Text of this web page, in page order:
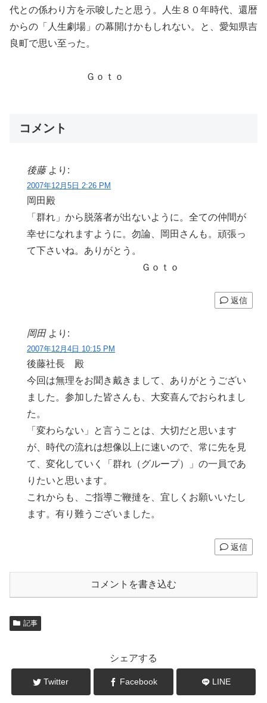
代との係わり方を示唆したと思う。人生８０年時代、還暦
からの「人生劇場」の幕開けかもしれない。と、愛知県吉
良町で思い至った。
Ｇｏｔｏ
コメント
後藤 より:
2007年12月5日 2:26 PM
岡田殿
「群れ」から脱落者が出ないように。全ての仲間が
幸せになれますように。勿論、岡田さんも。頑張っ
て下さいね。ありがとう。
Ｇｏｔｏ
返信
岡田 より:
2007年12月4日 10:15 PM
後藤社長 殿
今回は無理をお聞き戴きまして、ありがとうござい
ました。参加した皆さんも、大変喜んでおられまし
た。
「変わらない」と言うことは、大切だと思います
が、時代の流れは想像以上に速いので、常に先を見
て、変化していく「群れ（グループ）」の一員であ
りたいと思います。
これからも、ご指導ご鞭撻を、宜しくお願いいたし
ます。有り難うございました。
返信
コメントを書き込む
記事
シェアする
Twitter Facebook LINE